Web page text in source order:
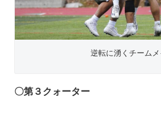
逆転に湧くチームメ
〇第３クォーター